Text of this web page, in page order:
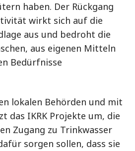
haben. Der Rückgang
wirkt sich auf die
aus und bedroht die
aus eigenen Mitteln
Bedürfnisse
lokalen Behörden und mit
das IKRK Projekte um, die
Zugang zu Trinkwasser
sorgen sollen, dass sie